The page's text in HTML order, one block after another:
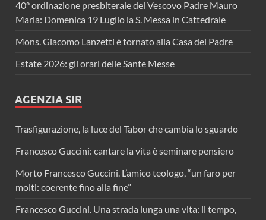
40° ordinazione presbiterale del Vescovo Padre Mauro
Maria: Domenica 19 Luglio la S. Messa in Cattedrale
Mons. Giacomo Lanzetti è tornato alla Casa del Padre
Estate 2026: gli orari delle Sante Messe
AGENZIA SIR
Trasfigurazione, la luce del Tabor che cambia lo sguardo
Francesco Guccini: cantare la vita è seminare pensiero
Morto Francesco Guccini. L’amico teologo, “un faro per
molti: coerente fino alla fine”
Francesco Guccini. Una strada lunga una vita: il tempo,